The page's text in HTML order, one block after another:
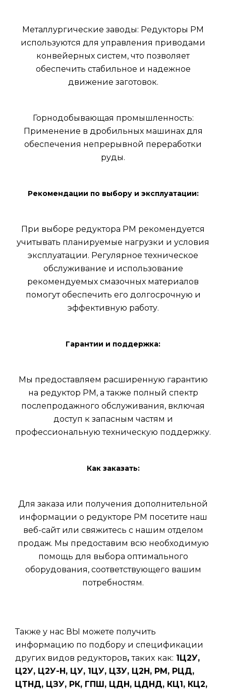
Металлургические заводы: Редукторы РМ
используются для управления приводами
конвейерных систем, что позволяет
обеспечить стабильное и надежное
движение заготовок.
Горнодобывающая промышленность:
Применение в дробильных машинах для
обеспечения непрерывной переработки
руды.
Рекомендации по выбору и эксплуатации:
При выборе редуктора РМ рекомендуется
учитывать планируемые нагрузки и условия
эксплуатации. Регулярное техническое
обслуживание и использование
рекомендуемых смазочных материалов
помогут обеспечить его долгосрочную и
эффективную работу.
Гарантии и поддержка:
Мы предоставляем расширенную гарантию
на редуктор РМ, а также полный спектр
послепродажного обслуживания, включая
доступ к запасным частям и
профессиональную техническую поддержку.
Как заказать:
Для заказа или получения дополнительной
информации о редукторе РМ посетите наш
веб-сайт или свяжитесь с нашим отделом
продаж. Мы предоставим всю необходимую
помощь для выбора оптимального
оборудования, соответствующего вашим
потребностям.
Также у нас ВЫ можете получить
информацию по подбору и спецификации
других видов редукторов,таких как: 1Ц2У,
Ц2У, Ц2У-Н, ЦУ, 1ЦУ, Ц3У, Ц2Н, РМ, РЦД,
ЦТНД, ЦЗУ, РК, ГПШ, ЦДН, ЦДНД, КЦ1, КЦ2,